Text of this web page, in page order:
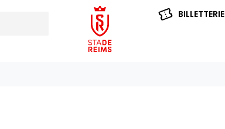
BILLETTERIE